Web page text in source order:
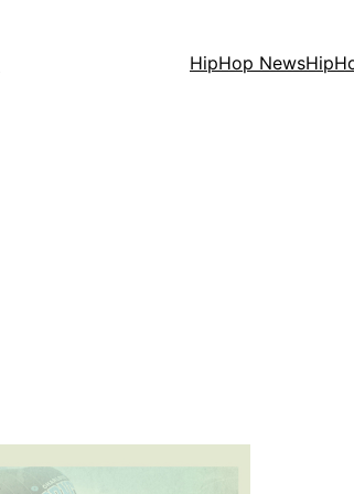
HipHop News